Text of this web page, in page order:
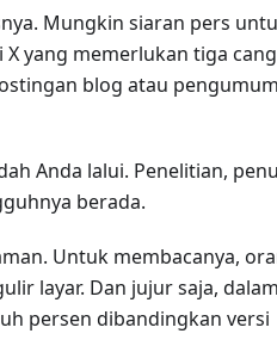
Mungkin siaran pers
yang memerlukan tiga
blog atau
Anda lalui. Penelitian,
berada.
Untuk membacanya,
layar. Dan jujur saja,
persen dibandingkan versi